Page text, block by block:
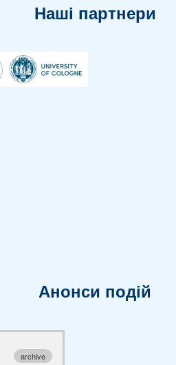
Наші партнери
Анонси подій
archive